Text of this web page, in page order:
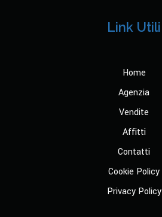
Link Utili
Home
Agenzia
Vendite
Affitti
Contatti
Cookie Policy
Privacy Policy